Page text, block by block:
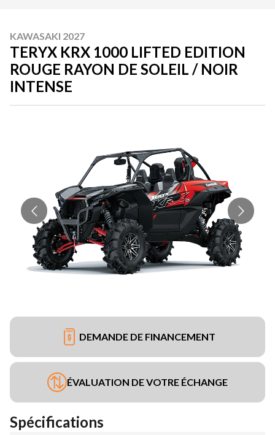
KAWASAKI 2027
TERYX KRX 1000 LIFTED EDITION
ROUGE RAYON DE SOLEIL / NOIR
INTENSE
DEMANDE DE FINANCEMENT
ÉVALUATION DE VOTRE ÉCHANGE
Spécifications